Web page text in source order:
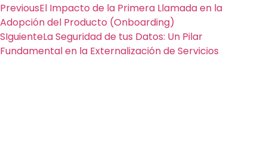
PreviousEl Impacto de la Primera Llamada en la
Adopción del Producto (Onboarding)
SIguienteLa Seguridad de tus Datos: Un Pilar
Fundamental en la Externalización de Servicios